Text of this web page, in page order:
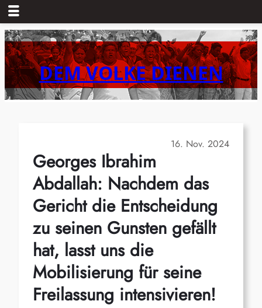
Zum
Inhalt
springenDEM VOLKE DIENEN
16. Nov. 2024
Georges Ibrahim
Abdallah: Nachdem das
Gericht die Entscheidung
zu seinen Gunsten gefällt
hat, lasst uns die
Mobilisierung für seine
Freilassung intensivieren!